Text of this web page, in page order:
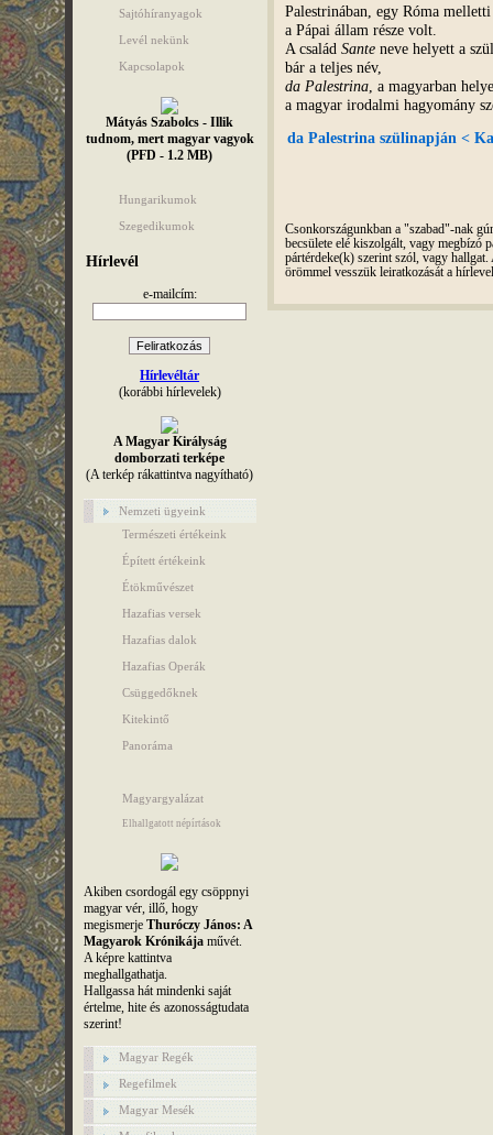
Sajtóhíranyagok
Levél nekünk
Kapcsolapok
Mátyás Szabolcs - Illik
tudnom, mert magyar vagyok
(PFD - 1.2 MB)
Hungarikumok
Szegedikumok
Hírlevél
e-mailcím:
Hírlevéltár
(korábbi hírlevelek)
A Magyar Királyság
domborzati terképe
(A terkép rákattintva nagyítható)
Nemzeti ügyeink
Természeti értékeink
Épített értékeink
Étökművészet
Hazafias versek
Hazafias dalok
Hazafias Operák
Csüggedőknek
Kitekintő
Panoráma
Magyargyalázat
Elhallgatott népírtások
Akiben csordogál egy csöppnyi
magyar vér, illő, hogy
megismerje Thuróczy János: A
Magyarok Krónikájaművét.
A képre kattintva
meghallgathatja.
Hallgassa hát mindenki saját
értelme, hite és azonosságtudata
szerint!
Magyar Regék
Regefilmek
Magyar Mesék
Palestrinában, egy Róma
a Pápai állam része volt.
A család Santeneve helyett a
bár a teljes név,
da Palestrina, a magyarban
a magyar irodalmi hagyomány
da Palestrina szülinapján <
Csonkországunkban a "szabad"-nak
becsülete elé kiszolgált, vagy megbízó
pártérdeke(k) szerint szól, vagy
örömmel vesszük leiratkozását a